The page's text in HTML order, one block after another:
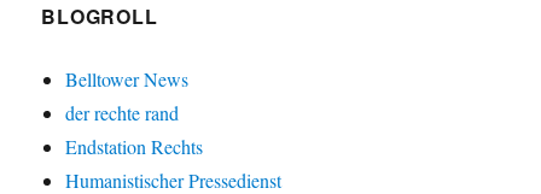
BLOGROLL
Belltower News
der rechte rand
Endstation Rechts
Humanistischer Pressedienst